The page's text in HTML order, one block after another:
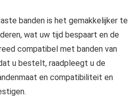
banden is het gemakkelijker te
wat uw tijd bespaart en de
compatibel met banden van
u bestelt, raadpleegt u de
en compatibiliteit en